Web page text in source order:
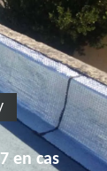
en cas